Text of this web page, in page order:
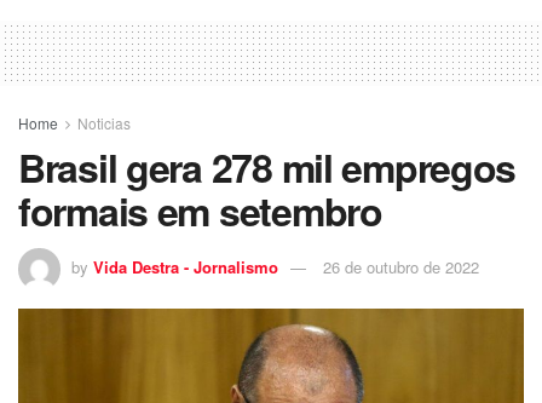
Home Noticias
Brasil gera 278 mil empregos
formais em setembro
by Vida Destra - Jornalismo 26 de outubro de 2022